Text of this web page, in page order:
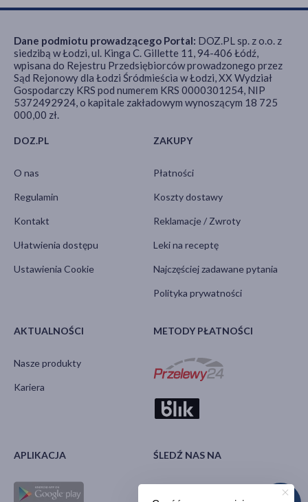
DOZ.PL
O nas
Regulamin
Kontakt
Ułatwienia dostępu
Ustawienia Cookie
ZAKUPY
Płatności
Koszty dostawy
Reklamacje / Zwroty
Leki na receptę
Najczęściej zadawane pytania
Polityka prywatności
AKTUALNOŚCI
Nasze produkty
Kariera
METODY PŁATNOŚCI
APLIKACJA ŚLEDŹ NAS NA
Dane podmiotu prowadzącego Portal: DOZ.PL sp. z o.o. z
siedzibą w Łodzi, ul. Kinga C. Gillette 11, 94-406 Łódź,
wpisana do Rejestru Przedsiębiorców prowadzonego przez
Sąd Rejonowy dla Łodzi Śródmieścia w Łodzi, XX Wydział
Gospodarczy KRS pod numerem KRS 0000301254, NIP
5372492924, o kapitale zakładowym wynoszącym 18 725
000,00 zł.